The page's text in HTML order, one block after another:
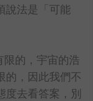
說法是「可能
限的，宇宙的浩
的，因此我們不
度去看答案，別